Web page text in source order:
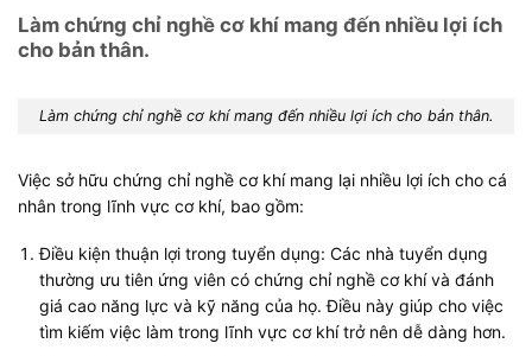
Làm chứng chỉ nghề cơ khí mang đến nhiều lợi ích
cho bản thân.
Làm chứng chỉ nghề cơ khí mang đến nhiều lợi ích cho bản thân.
Việc sở hữu chứng chỉ nghề cơ khí mang lại nhiều lợi ích cho cá
nhân trong lĩnh vực cơ khí, bao gồm:
Điều kiện thuận lợi trong tuyển dụng: Các nhà tuyển dụng
thường ưu tiên ứng viên có chứng chỉ nghề cơ khí và đánh
giá cao năng lực và kỹ năng của họ. Điều này giúp cho việc
tìm kiếm việc làm trong lĩnh vực cơ khí trở nên dễ dàng hơn.